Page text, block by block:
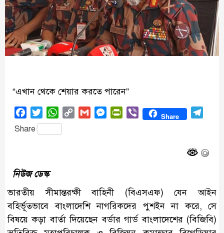
“এখান থেকে শেয়ার করতে পারেন”
FacebookTwitterWhatsApp
Copy
Gmail MessengerPrintFriendly
Viber Share
Share
নিউজ ডেস্ক
ভারতীয় সীমান্তরক্ষী বাহিনী (বিএসএফ) যেন আইন
বহির্ভূতভাবে বাংলাদেশি নাগরিকদের পুশইন না করে, সে
বিষয়ে কড়া বার্তা দিয়েছেন বর্ডার গার্ড বাংলাদেশের (বিজিবি)